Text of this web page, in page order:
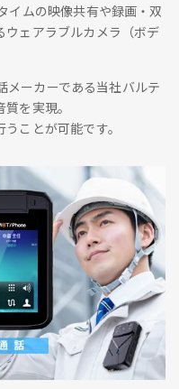
イムの映像共有や録画・双
ェアラブルカメラ（ボデ
メーカーである当社バルテ
を実現。
ことが可能です。